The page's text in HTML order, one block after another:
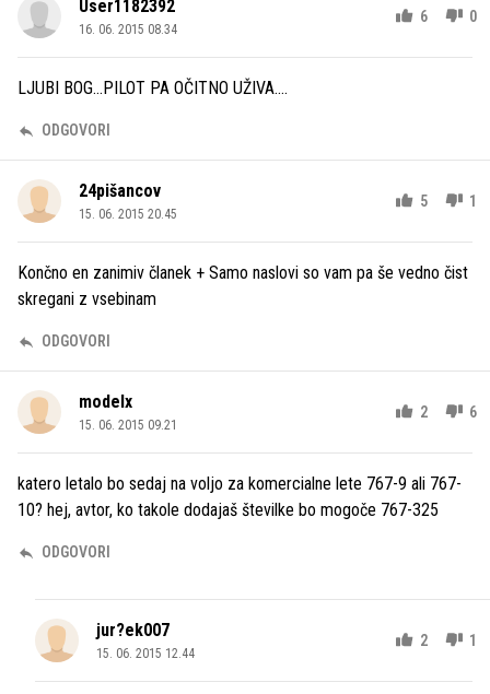
User1182392
16. 06. 2015 08.34
6 0
LJUBI BOG...PILOT PA OČITNO UŽIVA....
ODGOVORI
24pišancov
15. 06. 2015 20.45
5 1
Končno en zanimiv članek + Samo naslovi so vam pa še vedno čist
skregani z vsebinam
ODGOVORI
modelx
15. 06. 2015 09.21
2 6
katero letalo bo sedaj na voljo za komercialne lete 767-9 ali 767-
10? hej, avtor, ko takole dodajaš številke bo mogoče 767-325
ODGOVORI
jur?ek007
15. 06. 2015 12.44
2 1